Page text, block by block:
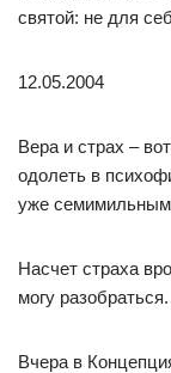
святой: не для
12.05.2004
Вера и страх –
одолеть в
уже
Насчет страха
могу разобраться.
Вчера в